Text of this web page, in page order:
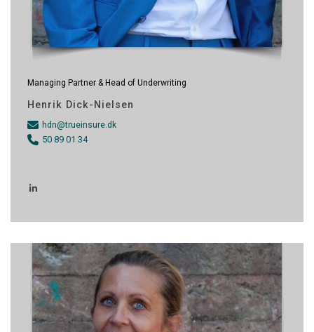
Managing Partner & Head of Underwriting
Henrik Dick-Nielsen
hdn@trueinsure.dk
50 89 01 34